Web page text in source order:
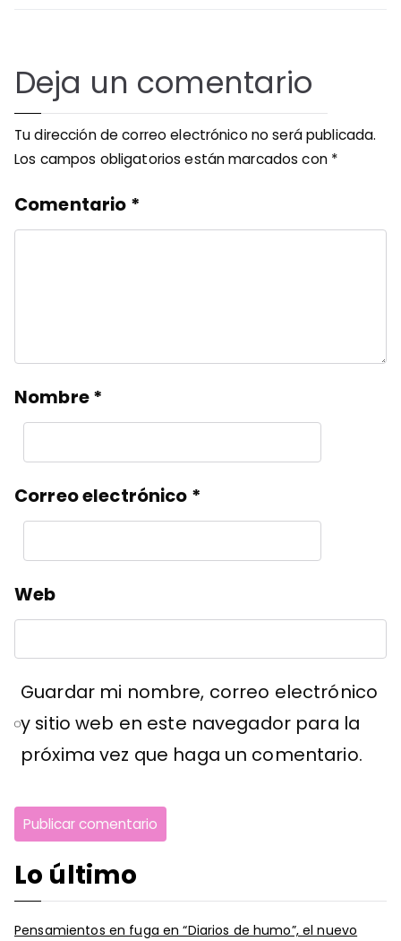
Deja un comentario
Tu dirección de correo electrónico no será publicada.
Los campos obligatorios están marcados con *
Comentario *
Nombre*
Correo electrónico *
Web
Guardar mi nombre, correo electrónico
y sitio web en este navegador para la
próxima vez que haga un comentario.
Lo último
Pensamientos en fuga en “Diarios de humo”, el nuevo